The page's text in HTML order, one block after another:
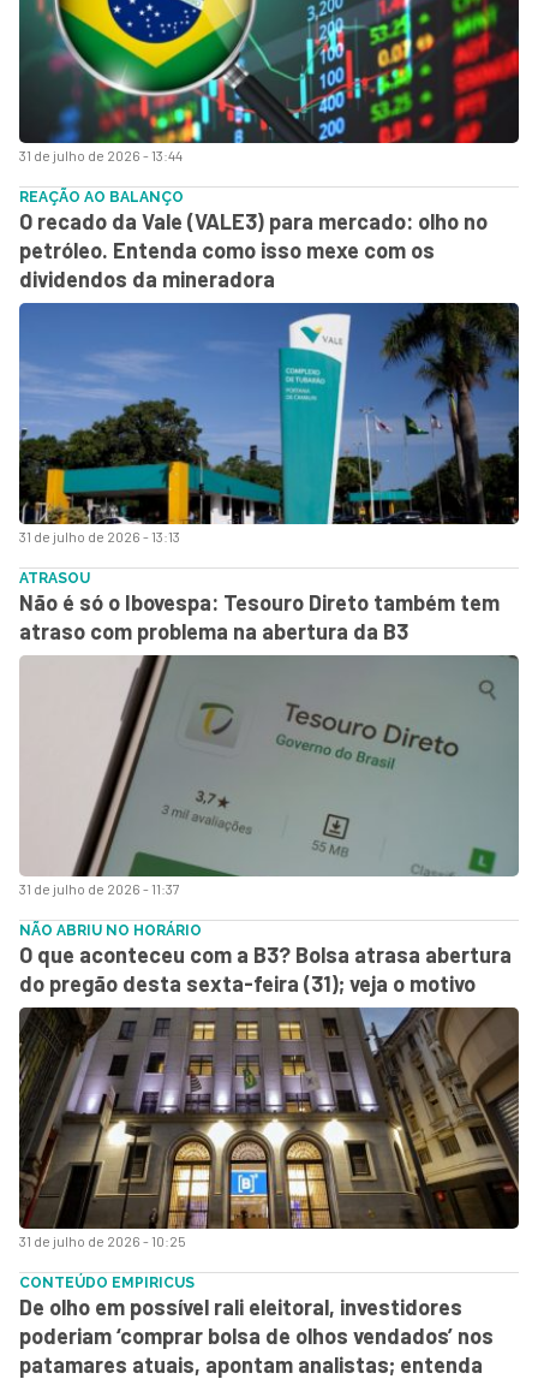
31 de julho de 2026 - 13:44
31 de julho de 2026 - 13:13
REAÇÃO AO BALANÇO
O recado da Vale (VALE3) para mercado: olho no
petróleo. Entenda como isso mexe com os
dividendos da mineradora
31 de julho de 2026 - 11:37
ATRASOU
Não é só o Ibovespa: Tesouro Direto também tem
atraso com problema na abertura da B3
31 de julho de 2026 - 10:25
NÃO ABRIU NO HORÁRIO
O que aconteceu com a B3? Bolsa atrasa abertura
do pregão desta sexta-feira (31); veja o motivo
CONTEÚDO EMPIRICUS
De olho em possível rali eleitoral, investidores
poderiam ‘comprar bolsa de olhos vendados’ nos
patamares atuais, apontam analistas; entenda